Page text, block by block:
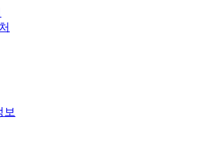
보